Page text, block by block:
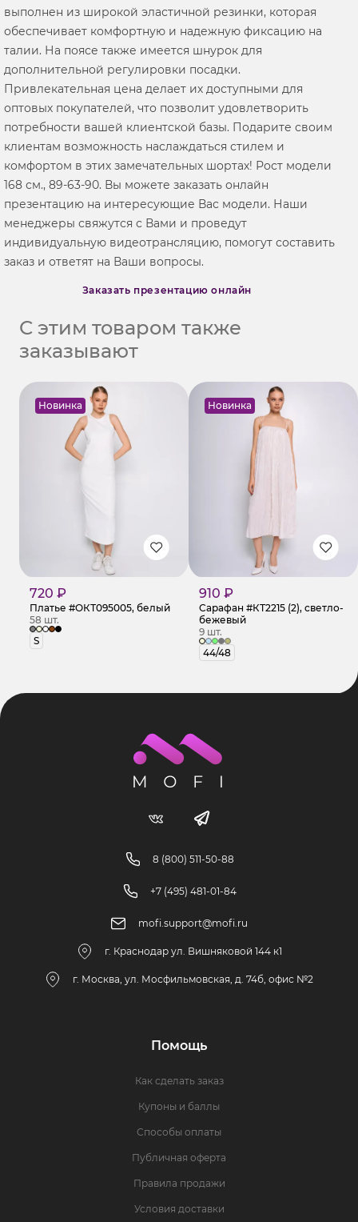
выполнен из широкой эластичной резинки, которая
обеспечивает комфортную и надежную фиксацию на
талии. На поясе также имеется шнурок для
дополнительной регулировки посадки.
Привлекательная цена делает их доступными для
оптовых покупателей, что позволит удовлетворить
потребности вашей клиентской базы. Подарите своим
клиентам возможность наслаждаться стилем и
комфортом в этих замечательных шортах! Рост модели
168 см., 89-63-90. Вы можете заказать онлайн
презентацию на интересующие Вас модели. Наши
менеджеры свяжутся с Вами и проведут
индивидуальную видеотрансляцию, помогут составить
заказ и ответят на Ваши вопросы.
Заказать презентацию онлайн
С этим товаром также
заказывают
Новинка
720 ₽
Платье #ОКТ095005, белый
58 шт.
S
Новинка
910 ₽
Сарафан #КТ2215 (2), светло-
бежевый
9 шт.
44/48
8 (800) 511-50-88
+7 (495) 481-01-84
mofi.support@mofi.ru
г. Краснодар ул. Вишняковой 144 к1
г. Москва, ул. Мосфильмовская, д. 74б, офис №2
Помощь
Как сделать заказ
Купоны и баллы
Способы оплаты
Публичная оферта
Правила продажи
Условия доставки